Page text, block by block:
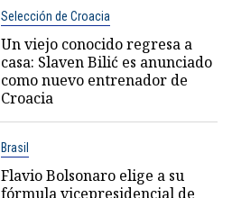
Selección de Croacia
Un viejo conocido regresa a
casa: Slaven Bilić es anunciado
como nuevo entrenador de
Croacia
Brasil
Flavio Bolsonaro elige a su
fórmula vicepresidencial de